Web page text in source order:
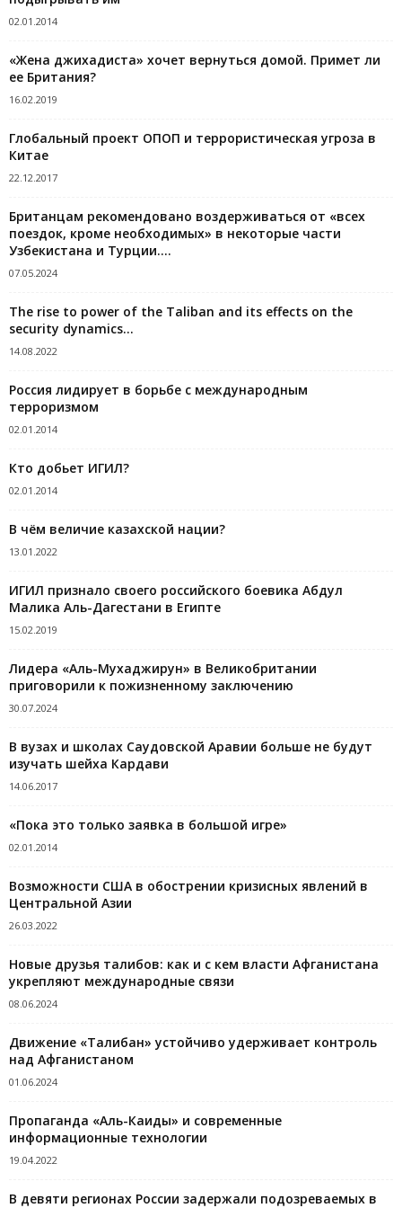
02.01.2014
«Жена джихадиста» хочет вернуться домой. Примет ли
ее Британия?
16.02.2019
Глобальный проект ОПОП и террористическая угроза в
Китае
22.12.2017
Британцам рекомендовано воздерживаться от «всех
поездок, кроме необходимых» в некоторые части
Узбекистана и Турции....
07.05.2024
The rise to power of the Taliban and its effects on the
security dynamics...
14.08.2022
Россия лидирует в борьбе с международным
терроризмом
02.01.2014
Кто добьет ИГИЛ?
02.01.2014
В чём величие казахской нации?
13.01.2022
ИГИЛ признало своего российского боевика Абдул
Малика Аль-Дагестани в Египте
15.02.2019
Лидера «Аль-Мухаджирун» в Великобритании
приговорили к пожизненному заключению
30.07.2024
В вузах и школах Саудовской Аравии больше не будут
изучать шейха Кардави
14.06.2017
«Пока это только заявка в большой игре»
02.01.2014
Возможности США в обострении кризисных явлений в
Центральной Азии
26.03.2022
Новые друзья талибов: как и с кем власти Афганистана
укрепляют международные связи
08.06.2024
Движение «Талибан» устойчиво удерживает контроль
над Афганистаном
01.06.2024
Пропаганда «Аль-Каиды» и современные
информационные технологии
19.04.2022
В девяти регионах России задержали подозреваемых в